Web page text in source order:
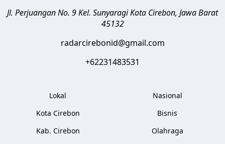
Jl. Perjuangan No. 9 Kel. SunyaragiKota Cirebon, Jawa Barat
45132
radarcirebonid@gmail.com
+62231483531
Lokal
Kota Cirebon
Kab. Cirebon
Nasional
Bisnis
Olahraga